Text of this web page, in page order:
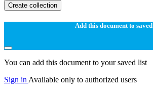
Create collection
Add this document to saved
You can add this document to your saved list
Sign in Available only to authorized users